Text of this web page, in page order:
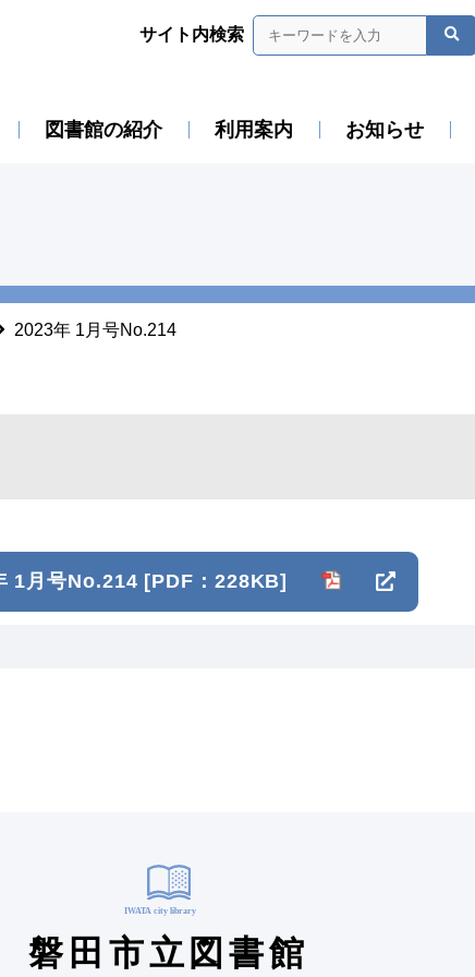
サイト内検索
図書館の紹介 利用案内 お知らせ
2023年 1月号No.214
1月号No.214 [PDF：228KB]
磐田市立図書館